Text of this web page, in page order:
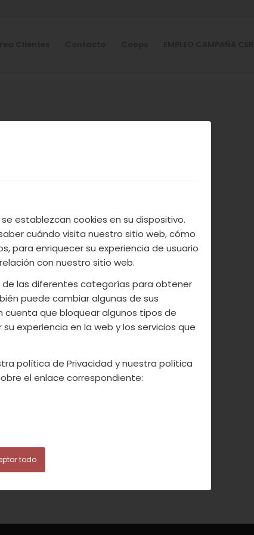
establezcan cookies en su dispositivo.
cuándo visita nuestro sitio web, cómo
para enriquecer su experiencia de usuario
con nuestro sitio web.
de las diferentes categorías para obtener
puede cambiar algunas de sus
cuenta que bloquear algunos tipos de
experiencia en la web y los servicios que
política de Privacidad y nuestra política
el enlace correspondiente:
todo